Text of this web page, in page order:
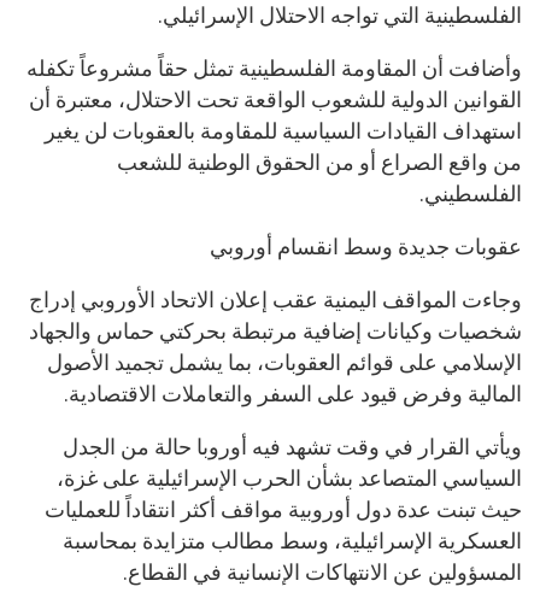
الفلسطينية التي تواجه الاحتلال الإسرائيلي.
وأضافت أن المقاومة الفلسطينية تمثل حقاً مشروعاً تكفله
القوانين الدولية للشعوب الواقعة تحت الاحتلال، معتبرة أن
استهداف القيادات السياسية للمقاومة بالعقوبات لن يغير
من واقع الصراع أو من الحقوق الوطنية للشعب
الفلسطيني.
عقوبات جديدة وسط انقسام أوروبي
وجاءت المواقف اليمنية عقب إعلان الاتحاد الأوروبي إدراج
شخصيات وكيانات إضافية مرتبطة بحركتي حماس والجهاد
الإسلامي على قوائم العقوبات، بما يشمل تجميد الأصول
المالية وفرض قيود على السفر والتعاملات الاقتصادية.
ويأتي القرار في وقت تشهد فيه أوروبا حالة من الجدل
السياسي المتصاعد بشأن الحرب الإسرائيلية على غزة،
حيث تبنت عدة دول أوروبية مواقف أكثر انتقاداً للعمليات
العسكرية الإسرائيلية، وسط مطالب متزايدة بمحاسبة
المسؤولين عن الانتهاكات الإنسانية في القطاع.